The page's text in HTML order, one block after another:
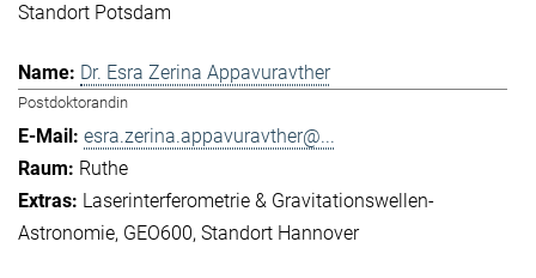
Standort Potsdam
Dr. Esra Zerina Appavuravther
Postdoktorandin
esra.zerina.appavuravther@...
Ruthe
Laserinterferometrie & Gravitationswellen-
Astronomie GEO600 Standort Hannover